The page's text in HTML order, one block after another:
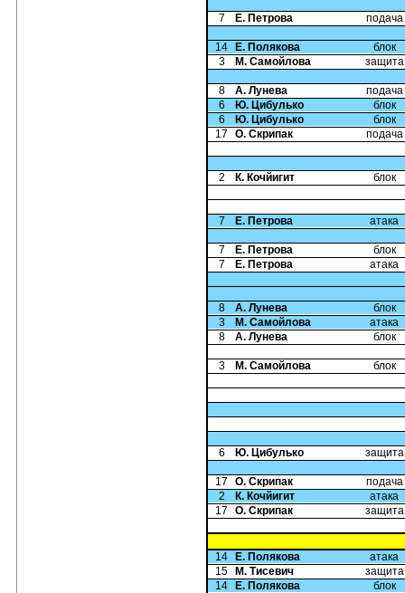
7 Е. Петрова подача
14 Е. Полякова
блок
3
М. Самойлова защита
8 А. Лунева
подача
6
Ю. Цибулько
блок
6
Ю. Цибулько
блок
17
О. Скрипак подача
2 К. Кочйигит блок
7 Е. Петрова атака
7 Е. Петрова
блок
7
Е. Петрова атака
8 А. Лунева
блок
3
М. Самойлова
атака
8
А. Лунева блок
3 М. Самойлова блок
6 Ю. Цибулько защита
17 О. Скрипак
подача
2
К. Кочйигит
атака
17
О. Скрипак защита
14 Е. Полякова
атака
15
М. Тисевич
защита
14
Е. Полякова
блок